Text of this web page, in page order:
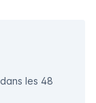
les 48